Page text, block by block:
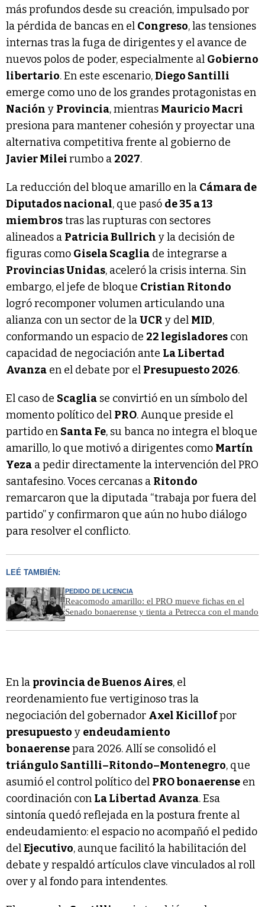
más profundos desde su creación, impulsado por
la pérdida de bancas en el Congreso, las tensiones
internas tras la fuga de dirigentes y el avance de
nuevos polos de poder, especialmente al Gobierno
libertario. En este escenario,Diego Santilli
emerge como uno de los grandes protagonistas en
Nación y Provincia, mientras Mauricio Macri
presiona para mantener cohesión y proyectar una
alternativa competitiva frente al gobierno de
Javier Mileirumbo a 2027.
La reducción del bloque amarillo en la Cámara de
Diputadosnacional, que pasó de 35 a 13
miembrostras las rupturas con sectores
alineados a Patricia Bullrich y la decisión de
figuras como Gisela Scaglia de integrarse a
Provincias Unidas, aceleró la crisis interna. Sin
embargo, el jefe de bloque Cristian Ritondo
logró recomponer volumen articulando una
alianza con un sector de laUCR y del MID,
conformando un espacio de 22 legisladores con
capacidad de negociación ante La Libertad
Avanza en el debate por el Presupuesto 2026.
El caso de Scaglia se convirtió en un símbolo del
momento político del PRO. Aunque preside el
partido en Santa Fe, su banca no integra el bloque
amarillo, lo que motivó a dirigentes como Martín
Yeza a pedir directamente la intervención del PRO
santafesino. Voces cercanas a Ritondo
remarcaron que la diputada “trabaja por fuera del
partido” y confirmaron que aún no hubo diálogo
para resolver el conflicto.
LEÉ TAMBIÉN:
PEDIDO DE LICENCIA
Reacomodo amarillo: el PRO mueve fichas en el
Senado bonaerense y tienta a Petrecca con el mando
En la provincia de Buenos Aires, el
reordenamiento fue vertiginoso tras la
negociación del gobernador Axel Kicillofpor
presupuesto y endeudamiento
bonaerensepara 2026. Allí se consolidó el
triángulo Santilli–Ritondo–Montenegro, que
asumió el control político del PRO bonaerense en
coordinación con La Libertad Avanza. Esa
sintonía quedó reflejada en la postura frente al
endeudamiento: el espacio no acompañó el pedido
delEjecutivo, aunque facilitó la habilitación del
debate y respaldó artículos clave vinculados al roll
over y al fondo para intendentes.